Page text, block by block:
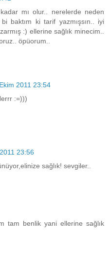
mı olur.. nerelerde neden
baktım ki tarif yazmışsın.. iyi
:) ellerine sağlık minecim..
öpüorum..
2011 23:54
:=)))
23:56
sağlık! sevgiler..
tam benlik yani ellerine sağlık